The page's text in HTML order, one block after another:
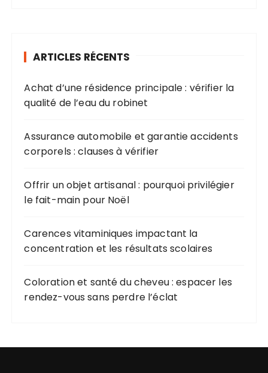
ARTICLES RÉCENTS
Achat d’une résidence principale : vérifier la
qualité de l’eau du robinet
Assurance automobile et garantie accidents
corporels : clauses à vérifier
Offrir un objet artisanal : pourquoi privilégier
le fait-main pour Noël
Carences vitaminiques impactant la
concentration et les résultats scolaires
Coloration et santé du cheveu : espacer les
rendez-vous sans perdre l’éclat